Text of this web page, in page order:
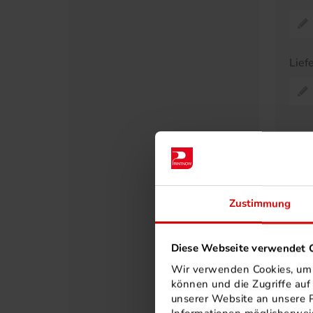
Zustimmung
Diese Webseite verwendet
Wir verwenden Cookies,
können und die Zugriffe
unserer Website an unsere